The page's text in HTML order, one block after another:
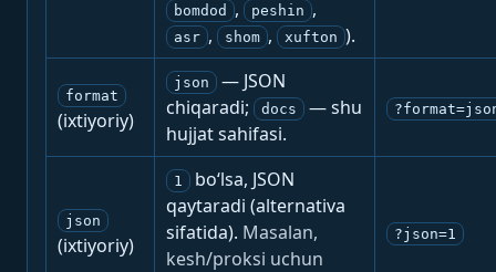
bomdod , peshin ,
asr , shom , xufton ).
format
(ixtiyoriy)
json
— JSON
chiqaradi;
docs
— shu
hujjat sahifasi.
json
(ixtiyoriy)
1
bo‘lsa, JSON
qaytaradi (alternativa
sifatida). Masalan,
kesh/proksi uchun
?json=1